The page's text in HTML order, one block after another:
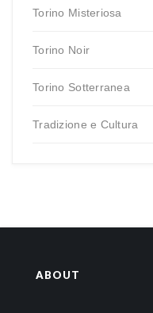
Torino Misteriosa
Torino Noir
Torino Sotterranea
Tradizione e Cultura
ABOUT